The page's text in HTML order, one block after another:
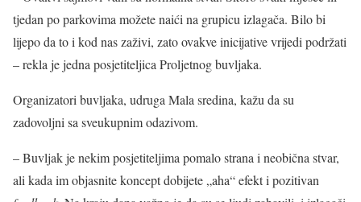
tjedan po parkovima možete naići na grupicu izlagača. Bilo bi
lijepo da to i kod nas zaživi, zato ovakve inicijative vrijedi podržati
– rekla je jedna posjetiteljica Proljetnog buvljaka.
Organizatori buvljaka, udruga Mala sredina, kažu da su
zadovoljni sa sveukupnim odazivom.
– Buvljak je nekim posjetiteljima pomalo strana i neobična stvar,
ali kada im objasnite koncept dobijete „aha“ efekt i pozitivan